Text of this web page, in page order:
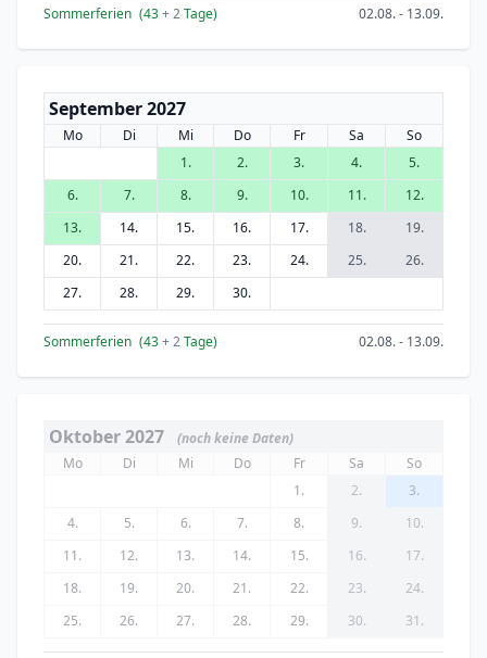
Sommerferien (43+ 2Tage) 02.08. - 13.09.
September 2027
Mo Di Mi Do Fr Sa
So
1.
2. 3. 4.
5.
6.
7. 8. 9. 10. 11.
12.
13.
14. 15. 16. 17. 18.
19.
20.
21. 22. 23. 24. 25.
26.
27.
28. 29. 30.
Sommerferien (43+ 2Tage) 02.08. - 13.09.
Oktober 2027
(noch keine Daten)
Mo
Di Mi Do Fr Sa
So
1.
2.
3.
4.
5. 6. 7. 8. 9.
10.
11.
12. 13. 14. 15. 16.
17.
18.
19. 20. 21. 22. 23.
24.
25.
26. 27. 28. 29. 30. 31.